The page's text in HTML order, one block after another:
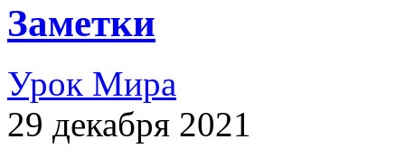
Заметки
Урок Мира
29 декабря 2021